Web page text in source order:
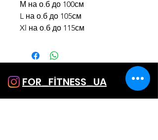
М на о.б до 100см
L на о.б до 105см
Xl на о.б до 115см
FOR_FİTNESS_UA